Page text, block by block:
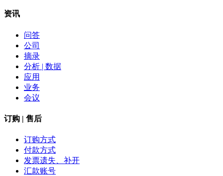
资讯
问答
公司
摘录
分析 | 数据
应用
业务
会议
订购 | 售后
订购方式
付款方式
发票遗失、补开
汇款账号